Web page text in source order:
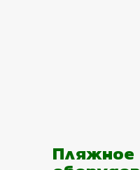
Пляжное